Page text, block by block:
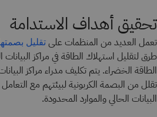
تحقيق أهداف الاستدامة
تعمل العديد من المنظمات علىتقليل
طرق لتقليل استهلاك الطاقة في مراكز البيانات
الطاقة الخضراء. يتم تكليف مدراء مراكز
تقلل من البصمة الكربونية لبيئتهم مع
البيانات الحالي والموارد المحدودة.